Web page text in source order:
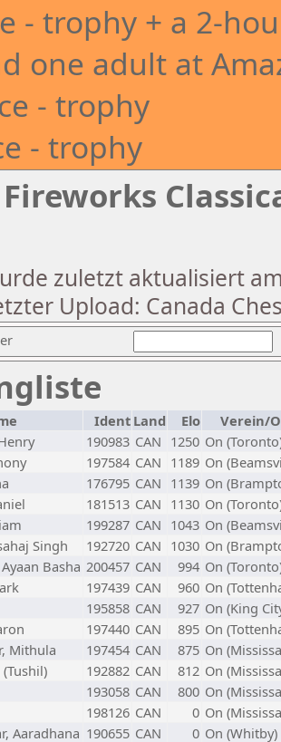
- trophy + a 2-
one adult at
- trophy
- trophy
zuletzt aktualisiert
Upload: Canada
Ident Land Elo
Verein/
190983 CAN 1250 On
197584 CAN 1189 On
176795 CAN 1139 On
181513 CAN 1130 On
199287 CAN 1043 On
Singh 192720 CAN 1030 On
Basha 200457 CAN 994 On
197439 CAN 960 On
195858 CAN 927 On (King
197440 CAN 895 On
Mithula 197454 CAN 875 On
192882 CAN 812 On
193058 CAN 800 On
198126 CAN 0 On
Aaradhana 190655 CAN 0 On (Whitby)